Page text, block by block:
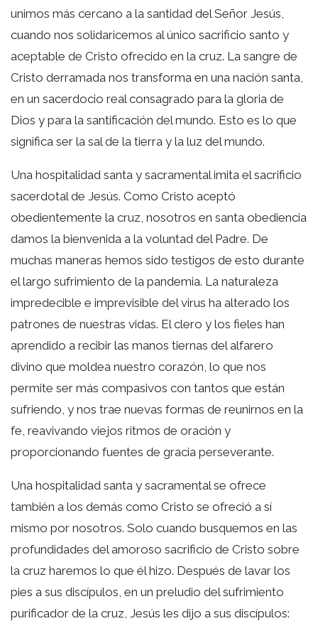
unimos más cercano a la santidad del Señor Jesús,
cuando nos solidaricemos al único sacrificio santo y
aceptable de Cristo ofrecido en la cruz. La sangre de
Cristo derramada nos transforma en una nación santa,
en un sacerdocio real consagrado para la gloria de
Dios y para la santificación del mundo. Esto es lo que
significa ser la sal de la tierra y la luz del mundo.
Una hospitalidad santa y sacramental imita el sacrificio
sacerdotal de Jesús. Como Cristo aceptó
obedientemente la cruz, nosotros en santa obediencia
damos la bienvenida a la voluntad del Padre. De
muchas maneras hemos sido testigos de esto durante
el largo sufrimiento de la pandemia. La naturaleza
impredecible e imprevisible del virus ha alterado los
patrones de nuestras vidas. El clero y los fieles han
aprendido a recibir las manos tiernas del alfarero
divino que moldea nuestro corazón, lo que nos
permite ser más compasivos con tantos que están
sufriendo, y nos trae nuevas formas de reunirnos en la
fe, reavivando viejos ritmos de oración y
proporcionando fuentes de gracia perseverante.
Una hospitalidad santa y sacramental se ofrece
también a los demás como Cristo se ofreció a sí
mismo por nosotros. Solo cuando busquemos en las
profundidades del amoroso sacrificio de Cristo sobre
la cruz haremos lo que él hizo. Después de lavar los
pies a sus discípulos, en un preludio del sufrimiento
purificador de la cruz, Jesús les dijo a sus discípulos: